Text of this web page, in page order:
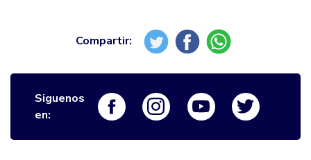
Siguenos
en:
Logo FacebookLogo InstagramLogo Youtube